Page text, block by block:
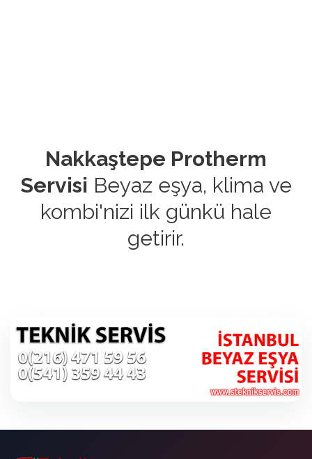
Nakkaştepe Protherm
Servisi Beyaz eşya, klima ve
kombi'nizi ilk günkü hale
getirir.